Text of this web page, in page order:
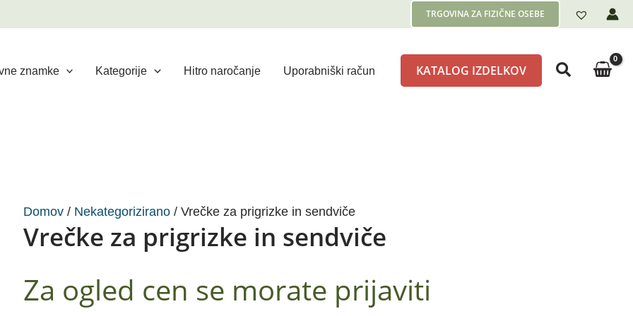
TRGOVINA ZA FIZIČNE OSEBE
znamke Kategorije Hitro naročanje Uporabniški račun KATALOG IZDELKOV
Domov/ Nekategorizirano/ Vrečke za prigrizke in sendviče
Vrečke za prigrizke in sendviče
Za ogled cen se morate prijaviti